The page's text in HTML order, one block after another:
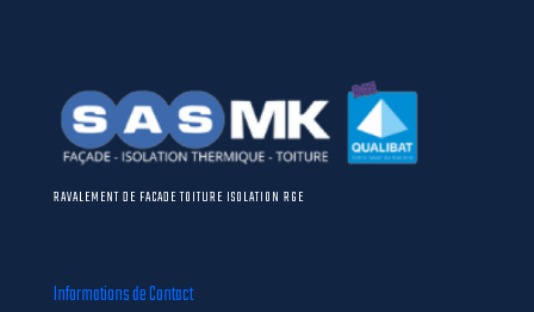
RAVALEMENT DE FACADE TOITURE ISOLATION RGE
Informations de Contact